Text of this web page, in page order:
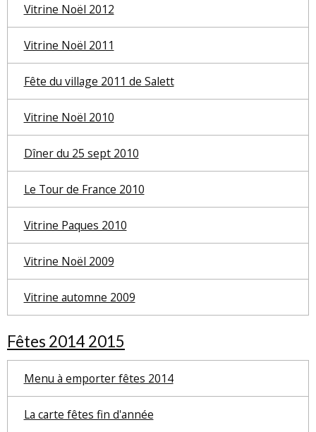
Vitrine Noël 2012
Vitrine Noël 2011
Fête du village 2011 de Salett
Vitrine Noël 2010
Dîner du 25 sept 2010
Le Tour de France 2010
Vitrine Paques 2010
Vitrine Noël 2009
Vitrine automne 2009
Fêtes 2014 2015
Menu à emporter fêtes 2014
La carte fêtes fin d'année